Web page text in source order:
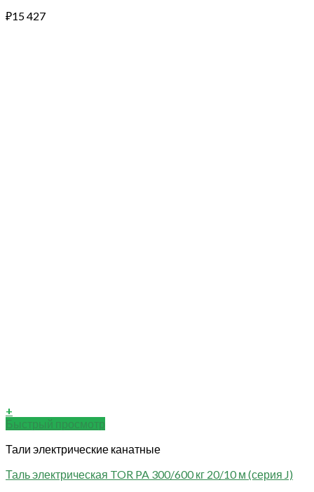
₽15 427
+
Быстрый просмотр
Тали электрические канатные
Таль электрическая TOR PA 300/600 кг 20/10 м (серия J)